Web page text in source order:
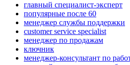
главный специалист-эксперт
популярные после 60
менеджер службы поддержки
customer service specialist
менеджер по продажам
ключник
менеджер-консультант по